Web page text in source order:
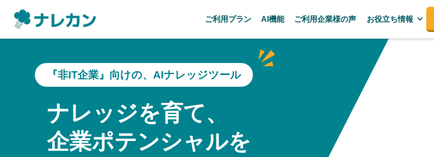
ご利用プラン AI機能 ご利用企業様の声 お役立ち情報
『非IT企業』向けの、AIナレッジツール
ナレッジを育て、
企業ポテンシャルを